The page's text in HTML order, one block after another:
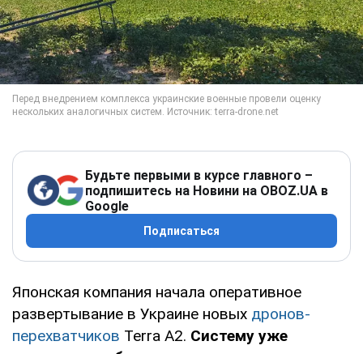
Будьте первыми в курсе главного –
подпишитесь на Новини на OBOZ.UA в
Google
Подписаться
Японская компания начала оперативное
развертывание в Украине новых дронов-
перехватчиков Terra A2. Систему уже